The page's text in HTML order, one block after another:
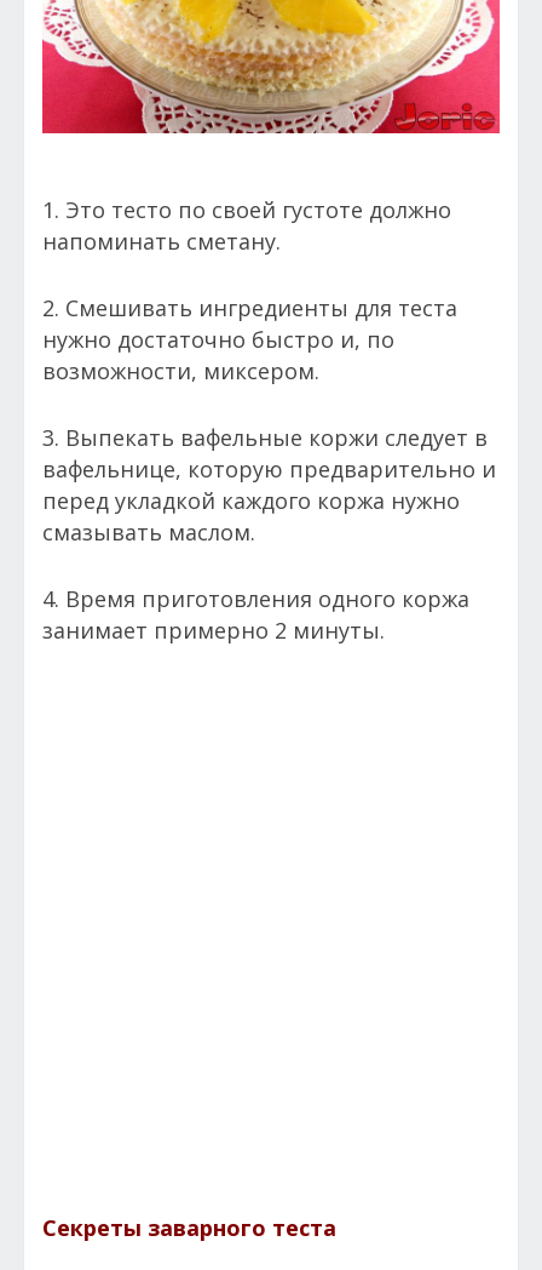
1. Это тесто по своей густоте должно
напоминать сметану.
2. Смешивать ингредиенты для теста
нужно достаточно быстро и, по
возможности, миксером.
3. Выпекать вафельные коржи следует в
вафельнице, которую предварительно и
перед укладкой каждого коржа нужно
смазывать маслом.
4. Время приготовления одного коржа
занимает примерно 2 минуты.
Секреты заварного теста